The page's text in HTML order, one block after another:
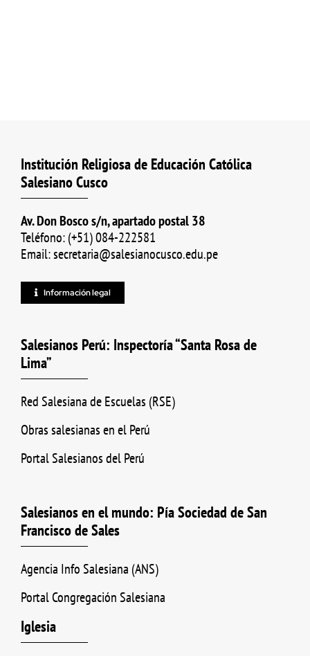
Institución Religiosa de Educación Católica
Salesiano Cusco
Av. Don Bosco s/n, apartado postal 38
Teléfono: (+51) 084-222581
Email: secretaria@salesianocusco.edu.pe
Información legal
Salesianos Perú: Inspectoría “Santa Rosa de
Lima”
Red Salesiana de Escuelas (RSE)
Obras salesianas en el Perú
Portal Salesianos del Perú
Salesianos en el mundo: Pía Sociedad de San
Francisco de Sales
Agencia Info Salesiana (ANS)
Portal Congregación Salesiana
Iglesia